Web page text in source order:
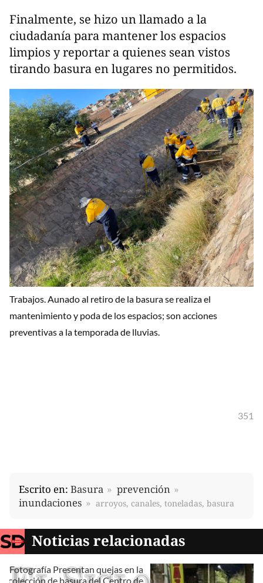
Finalmente, se hizo un llamado a la
ciudadanía para mantener los espacios
limpios y reportar a quienes sean vistos
tirando basura en lugares no permitidos.
Trabajos. Aunado al retiro de la basura se realiza el
mantenimiento y poda de los espacios; son acciones
preventivas a la temporada de lluvias.
351
Escrito en: Basura
prevención
inundaciones
arroyos, canales, toneladas, basura
Noticias relacionadas